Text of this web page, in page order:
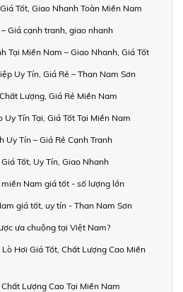
Tốt, Giao Nhanh Toàn Miền Nam
Giá cạnh tranh, giao nhanh
Tại Miền Nam – Giao Nhanh, Giá Tốt
Uy Tín, Giá Rẻ – Than Nam Sơn
Lượng, Giá Rẻ Miền Nam
Tín Tại, Giá Tốt Tại Miền Nam
Uy Tín – Giá Rẻ Cạnh Tranh
Tốt, Uy Tín, Giao Nhanh
Nam giá tốt - số lượng lớn
giá tốt, uy tín - Than Nam Sơn
ưa chuộng tại Việt Nam?
Hơi Giá Tốt, Chất Lượng Cao Miền
Lượng Cao Tại Miền Nam